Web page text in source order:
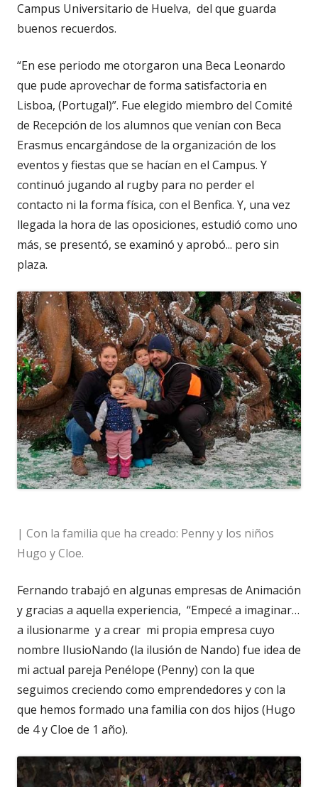
Campus Universitario de Huelva, del que guarda
buenos recuerdos.
“En ese periodo me otorgaron una Beca Leonardo
que pude aprovechar de forma satisfactoria en
Lisboa, (Portugal)”. Fue elegido miembro del Comité
de Recepción de los alumnos que venían con Beca
Erasmus encargándose de la organización de los
eventos y fiestas que se hacían en el Campus. Y
continuó jugando al rugby para no perder el
contacto ni la forma física, con el Benfica. Y, una vez
llegada la hora de las oposiciones, estudió como uno
más, se presentó, se examinó y aprobó... pero sin
plaza.
| Con la familia que ha creado: Penny y los niños
Hugo y Cloe.
Fernando trabajó en algunas empresas de Animación
y gracias a aquella experiencia, “Empecé a imaginar…
a ilusionarme y a crear mi propia empresa cuyo
nombre IlusioNando (la ilusión de Nando) fue idea de
mi actual pareja Penélope (Penny) con la que
seguimos creciendo como emprendedores y con la
que hemos formado una familia con dos hijos (Hugo
de 4 y Cloe de 1 año).